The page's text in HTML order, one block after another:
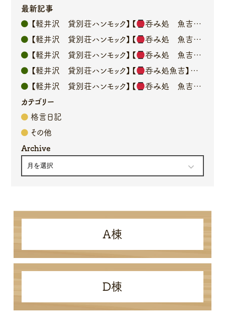
最新記事
【軽井沢 貸別荘ハンモック】【
呑み処 魚吉】オーナーブログ
【軽井沢 貸別荘ハンモック】【
呑み処 魚吉】オーナーブログ
【軽井沢 貸別荘ハンモック】【
呑み処 魚吉】オーナーブログ
【軽井沢 貸別荘ハンモック】【
呑み処魚吉】オーナーブログ
【軽井沢 貸別荘ハンモック】【
呑み処 魚吉】オーナーブログ
カテゴリー
格言日記
その他
Archive
A棟
D棟